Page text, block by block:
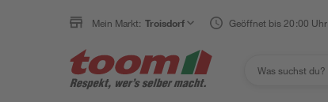
Mein Markt: Troisdorf Geöffnet bis 20:00 Uhr